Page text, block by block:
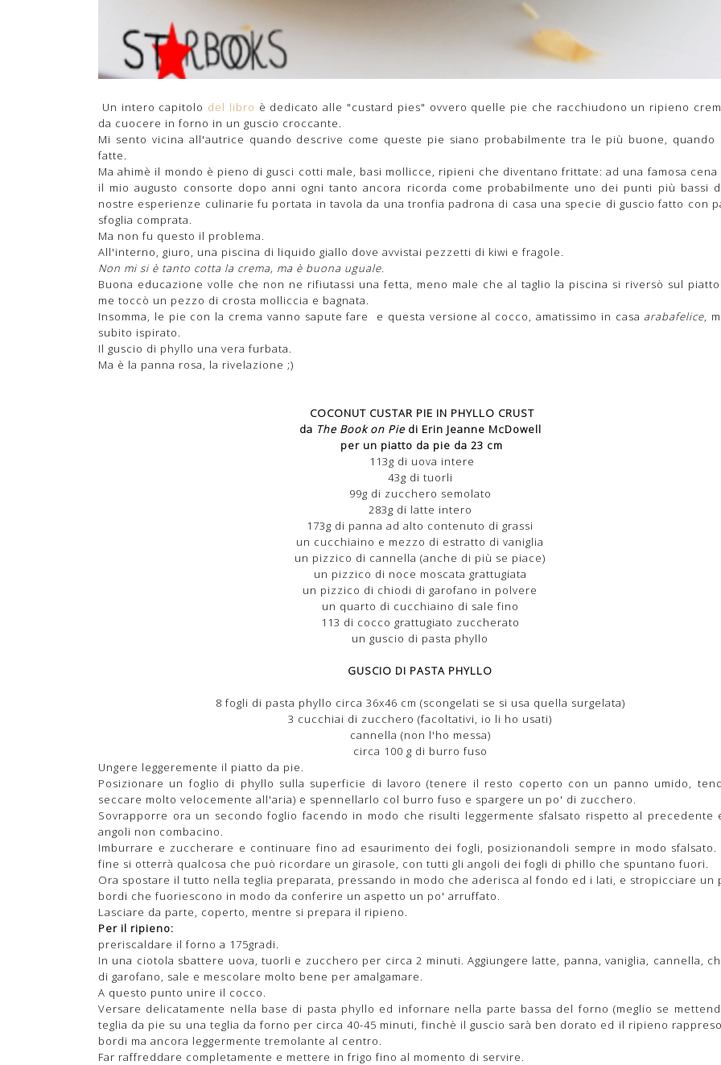
Un intero capitolo del libro è dedicato alle "custard pies" ovvero quelle pie che racchiudono un ripieno
da cuocere in forno in un guscio croccante.
Mi sento vicina all'autrice quando descrive come queste pie siano probabilmente tra le più buone, quando
fatte.
Ma ahimè il mondo è pieno di gusci cotti male, basi mollicce, ripieni che diventano frittate: ad una famosa cena
il mio augusto consorte dopo anni ogni tanto ancora ricorda come probabilmente uno dei punti più bassi
nostre esperienze culinarie fu portata in tavola da una tronfia padrona di casa una specie di guscio fatto con
sfoglia comprata.
Ma non fu questo il problema.
All'interno, giuro, una piscina di liquido giallo dove avvistai pezzetti di kiwi e fragole.
Non mi si è tanto cotta la crema, ma è buona uguale.
Buona educazione volle che non ne rifiutassi una fetta, meno male che al taglio la piscina si riversò sul
me toccò un pezzo di crosta molliccia e bagnata.
Insomma, le pie con la crema vanno sapute fare e questa versione al cocco, amatissimo in casa arabafelice,
subito ispirato.
Il guscio di phyllo una vera furbata.
Ma è la panna rosa, la rivelazione ;)
COCONUT CUSTAR PIE IN PHYLLO CRUST
da The Book on Pie di Erin Jeanne McDowell
per un piatto da pie da 23 cm
113g di uova intere
43g di tuorli
99g di zucchero semolato
283g di latte intero
173g di panna ad alto contenuto di grassi
un cucchiaino e mezzo di estratto di vaniglia
un pizzico di cannella (anche di più se piace)
un pizzico di noce moscata grattugiata
un pizzico di chiodi di garofano in polvere
un quarto di cucchiaino di sale fino
113 di cocco grattugiato zuccherato
un guscio di pasta phyllo
GUSCIO DI PASTA PHYLLO
8 fogli di pasta phyllo circa 36x46 cm (scongelati se si usa quella surgelata)
3 cucchiai di zucchero (facoltativi, io li ho usati)
cannella (non l'ho messa)
circa 100 g di burro fuso
Ungere leggeremente il piatto da pie.
Posizionare un foglio di phyllo sulla superficie di lavoro (tenere il resto coperto con un panno umido,
seccare molto velocemente all'aria) e spennellarlo col burro fuso e spargere un po' di zucchero.
Sovrapporre ora un secondo foglio facendo in modo che risulti leggermente sfalsato rispetto al precedente
angoli non combacino.
Imburrare e zuccherare e continuare fino ad esaurimento dei fogli, posizionandoli sempre in modo sfalsato.
fine si otterrà qualcosa che può ricordare un girasole, con tutti gli angoli dei fogli di phillo che spuntano fuori.
Ora spostare il tutto nella teglia preparata, pressando in modo che aderisca al fondo ed i lati, e stropicciare un
bordi che fuoriescono in modo da conferire un aspetto un po' arruffato.
Lasciare da parte, coperto, mentre si prepara il ripieno.
Per il ripieno:
preriscaldare il forno a 175gradi.
In una ciotola sbattere uova, tuorli e zucchero per circa 2 minuti. Aggiungere latte, panna, vaniglia, cannella,
di garofano, sale e mescolare molto bene per amalgamare.
A questo punto unire il cocco.
Versare delicatamente nella base di pasta phyllo ed infornare nella parte bassa del forno (meglio se
teglia da pie su una teglia da forno per circa 40-45 minuti, finchè il guscio sarà ben dorato ed il ripieno
bordi ma ancora leggermente tremolante al centro.
Far raffreddare completamente e mettere in frigo fino al momento di servire.